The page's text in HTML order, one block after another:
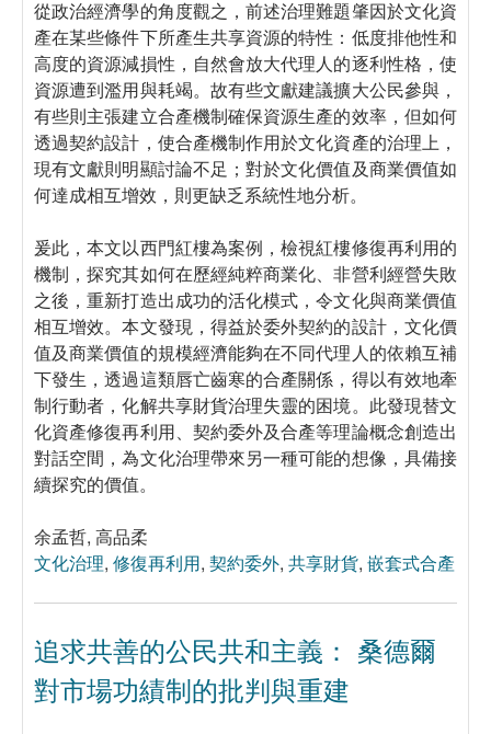
從政治經濟學的角度觀之，前述治理難題肇因於文化資
產在某些條件下所產生共享資源的特性：低度排他性和
高度的資源減損性，自然會放大代理人的逐利性格，使
資源遭到濫用與耗竭。故有些文獻建議擴大公民參與，
有些則主張建立合產機制確保資源生產的效率，但如何
透過契約設計，使合產機制作用於文化資產的治理上，
現有文獻則明顯討論不足；對於文化價值及商業價值如
何達成相互增效，則更缺乏系統性地分析。
爰此，本文以西門紅樓為案例，檢視紅樓修復再利用的
機制，探究其如何在歷經純粹商業化、非營利經營失敗
之後，重新打造出成功的活化模式，令文化與商業價值
相互增效。本文發現，得益於委外契約的設計，文化價
值及商業價值的規模經濟能夠在不同代理人的依賴互補
下發生，透過這類唇亡齒寒的合產關係，得以有效地牽
制行動者，化解共享財貨治理失靈的困境。此發現替文
化資產修復再利用、契約委外及合產等理論概念創造出
對話空間，為文化治理帶來另一種可能的想像，具備接
續探究的價值。
余孟哲, 高品柔
文化治理, 修復再利用, 契約委外, 共享財貨, 嵌套式合產
追求共善的公民共和主義： 桑德爾
對市場功績制的批判與重建